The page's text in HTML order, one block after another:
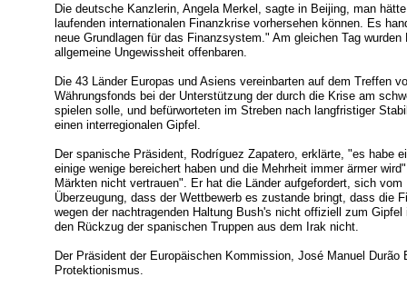
Die deutsche Kanzlerin, Angela Merkel, sagte in Beijing, man
laufenden internationalen Finanzkrise vorhersehen können. Es
neue Grundlagen für das Finanzsystem." Am gleichen Tag
allgemeine Ungewissheit offenbaren.
Die 43 Länder Europas und Asiens vereinbarten auf dem Treffen
Währungsfonds bei der Unterstützung der durch die Krise am
spielen solle, und befürworteten im Streben nach langfristiger
einen interregionalen Gipfel.
Der spanische Präsident, Rodríguez Zapatero, erklärte, "es habe
einige wenige bereichert haben und die Mehrheit immer ärmer
Märkten nicht vertrauen". Er hat die Länder aufgefordert, sich
Überzeugung, dass der Wettbewerb es zustande bringt, dass die
wegen der nachtragenden Haltung Bush's nicht offiziell zum
den Rückzug der spanischen Truppen aus dem Irak nicht.
Der Präsident der Europäischen Kommission, José Manuel
Protektionismus.